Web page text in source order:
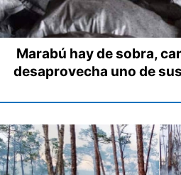
Marabú hay de sobra,
desaprovecha uno de